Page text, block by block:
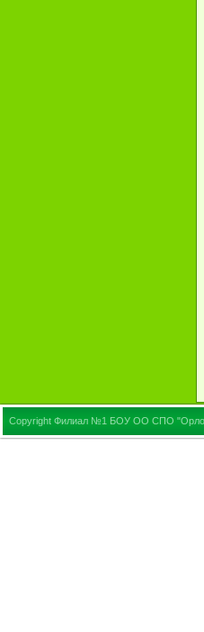
Copyright Филиал №1 БОУ ОО СПО